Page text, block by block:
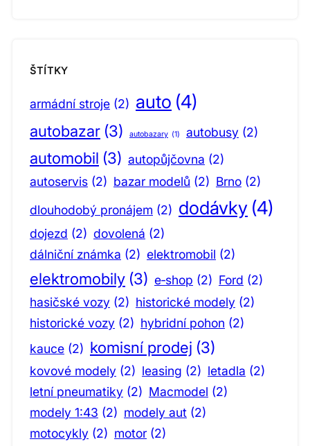
ŠTÍTKY
armádní stroje (2) auto (4)
autobazar (3) autobazary (1) autobusy (2)
automobil (3) autopůjčovna (2)
autoservis (2) bazar modelů (2) Brno (2)
dlouhodobý pronájem (2) dodávky (4)
dojezd (2) dovolená (2)
dálniční známka (2) elektromobil (2)
elektromobily (3) e‑shop (2) Ford (2)
hasičské vozy (2) historické modely (2)
historické vozy (2) hybridní pohon (2)
kauce (2) komisní prodej (3)
kovové modely (2) leasing (2) letadla (2)
letní pneumatiky (2) Macmodel (2)
modely 1:43 (2) modely aut (2)
motocykly (2) motor (2)